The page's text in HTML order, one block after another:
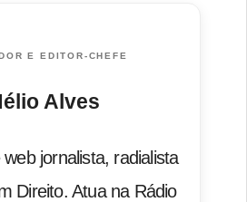
E EDITOR-CHEFE
Alves
web jornalista, radialista
Direito. Atua na Rádio